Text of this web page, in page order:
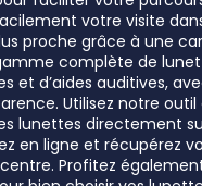
votre visite
proche grâce à une
complète de
et d’aides auditives,
Utilisez notre outil
lunettes directement
en ligne et récupérez
Profitez